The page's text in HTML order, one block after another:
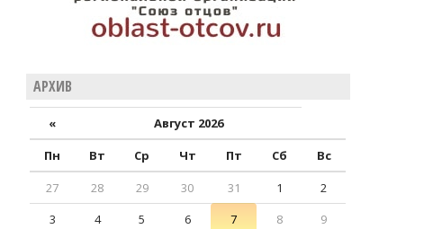
АРХИВ
«
Август 2026
Пн
Вт Ср Чт Пт Сб
Вс
27
28 29 30 31 1
2
3
4 5 6 7 8
9